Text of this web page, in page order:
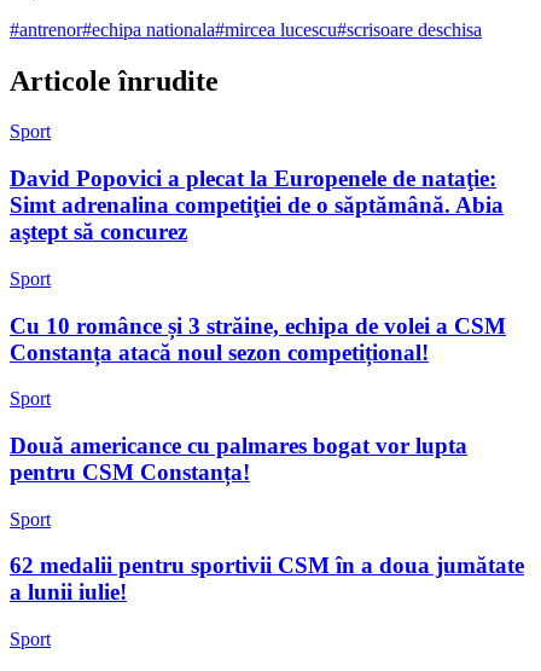
#antrenor#echipa nationala#mircea lucescu#scrisoare deschisa
Articole înrudite
Sport
David Popovici a plecat la Europenele de nataţie:
Simt adrenalina competiţiei de o săptămână. Abia
aştept să concurez
Sport
Cu 10 românce și 3 străine, echipa de volei a CSM
Constanța atacă noul sezon competițional!
Sport
Două americance cu palmares bogat vor lupta
pentru CSM Constanța!
Sport
62 medalii pentru sportivii CSM în a doua jumătate
a lunii iulie!
Sport